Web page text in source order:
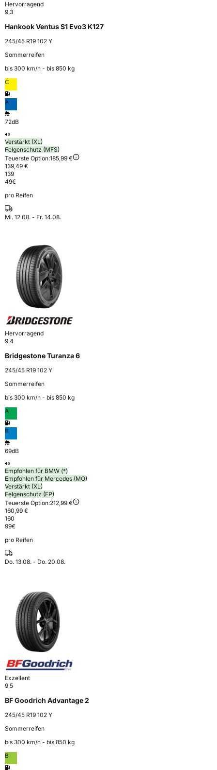
Hervorragend
9,3
Hankook Ventus S1 Evo3 K127
245/45 R19 102 Y
Sommerreifen
bis 300 km⁠/⁠h - bis 850 kg
C
A
72dB
Verstärkt (XL)
Felgenschutz (MFS)
Teuerste Option:185,99 €
139,49 €
139
49€
pro Reifen
Mi. 12.08. - Fr. 14.08.
Hervorragend
9,4
Bridgestone Turanza 6
245/45 R19 102 Y
Sommerreifen
bis 300 km⁠/⁠h - bis 850 kg
A
B
69dB
Empfohlen für BMW (*)
Empfohlen für Mercedes (MO)
Verstärkt (XL)
Felgenschutz (FP)
Teuerste Option:212,99 €
160,99 €
160
99€
pro Reifen
Do. 13.08. - Do. 20.08.
Exzellent
9,5
BF Goodrich Advantage 2
245/45 R19 102 Y
Sommerreifen
bis 300 km⁠/⁠h - bis 850 kg
B